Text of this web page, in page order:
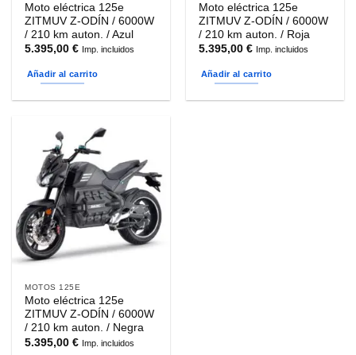
Moto eléctrica 125e
ZITMUV Z-ODÍN / 6000W
/ 210 km auton. / Azul
5.395,00€ Imp. incluidos
Añadir al carrito
Moto eléctrica 125e
ZITMUV Z-ODÍN / 6000W
/ 210 km auton. / Roja
5.395,00€ Imp. incluidos
Añadir al carrito
MOTOS 125E
Moto eléctrica 125e
ZITMUV Z-ODÍN / 6000W
/ 210 km auton. / Negra
5.395,00€ Imp. incluidos